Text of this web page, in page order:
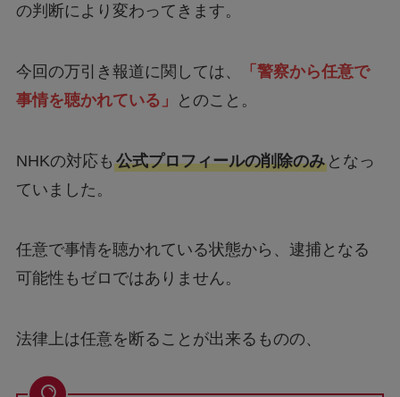
の判断により変わってきます。
今回の万引き報道に関しては、
「警察から任意で
事情を聴かれている」
とのこと。
NHKの対応も 公式プロフィールの削除のみとなっ
ていました。
任意で事情を聴かれている状態から、逮捕となる
可能性もゼロではありません。
法律上は任意を断ることが出来るものの、